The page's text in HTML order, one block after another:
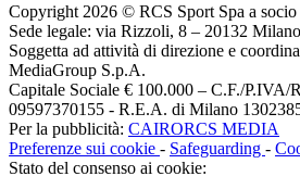
Copyright 2026 © RCS Sport Spa a
Sede legale: via Rizzoli, 8 – 20132 Milano
Soggetta ad attività di direzione e
MediaGroup S.p.A.
Capitale Sociale € 100.000 – C.F./P.IVA/
09597370155 - R.E.A. di Milano
Per la pubblicità: CAIRORCS MEDIA
Preferenze sui cookie - Safeguarding -
Stato del consenso ai cookie: